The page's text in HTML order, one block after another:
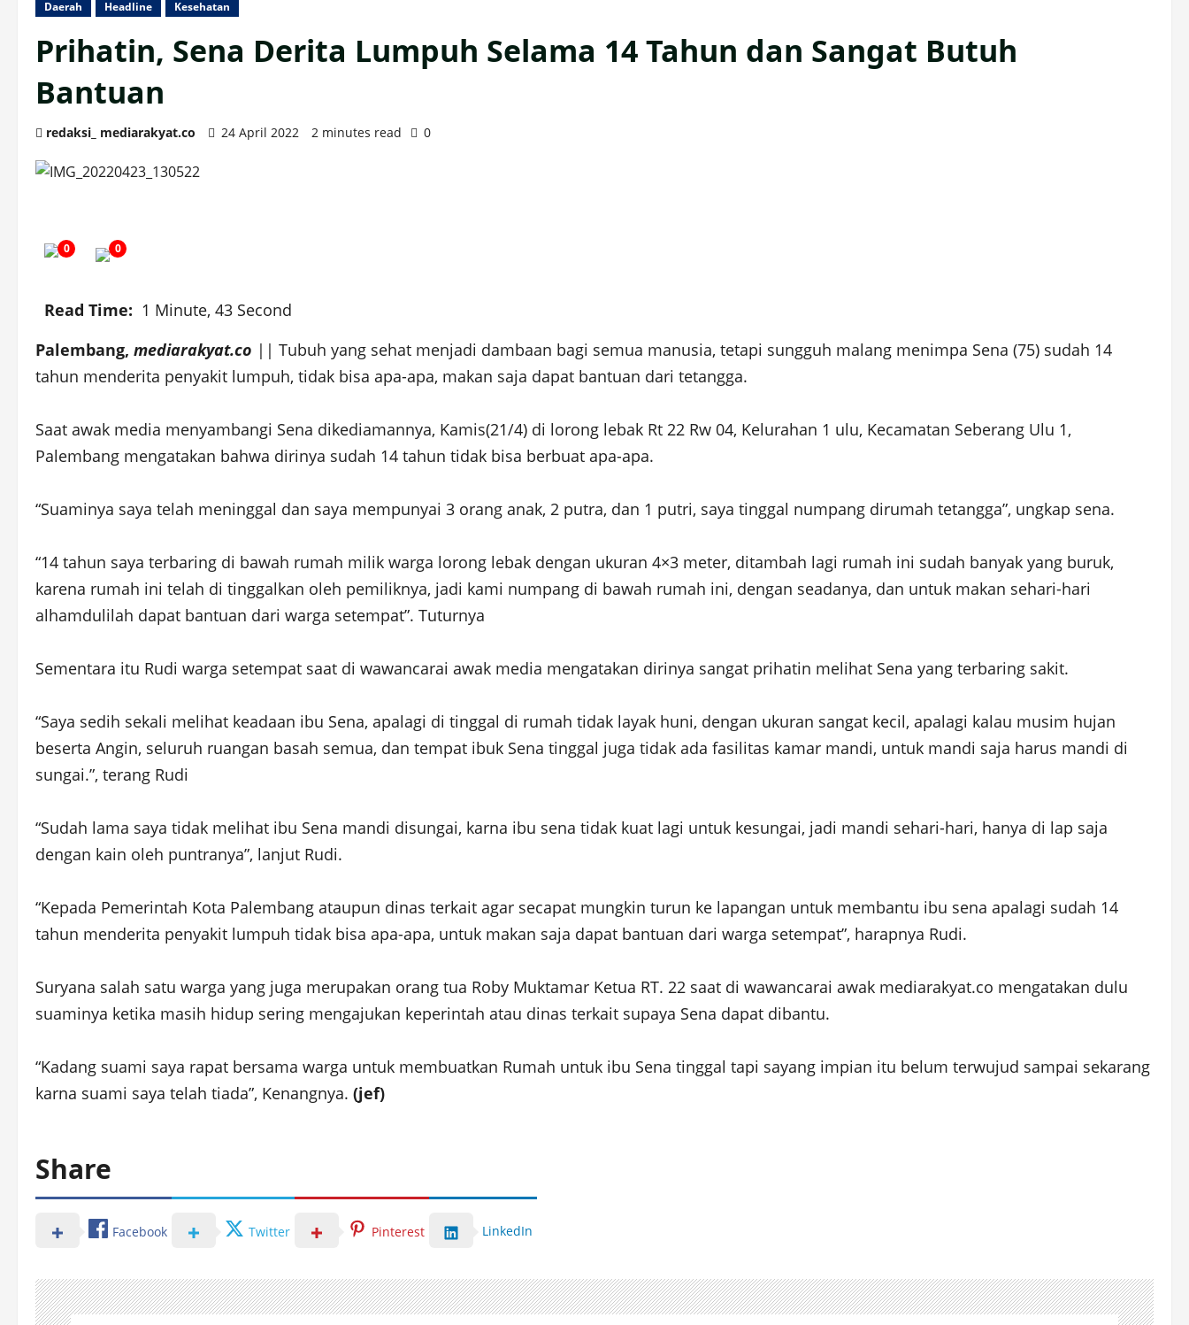
Daerah Headline Kesehatan
Prihatin, Sena Derita Lumpuh Selama 14 Tahun dan Sangat Butuh
Bantuan
redaksi_ mediarakyat.co 24 April 2022 2 minutes read 0
0 0
Read Time: 1 Minute, 43 Second
Palembang, mediarakyat.co || Tubuh yang sehat menjadi dambaan bagi semua manusia, tetapi sungguh malang menimpa Sena (75) sudah 14
tahun menderita penyakit lumpuh, tidak bisa apa-apa, makan saja dapat bantuan dari tetangga.
Saat awak media menyambangi Sena dikediamannya, Kamis(21/4) di lorong lebak Rt 22 Rw 04, Kelurahan 1 ulu, Kecamatan Seberang Ulu 1,
Palembang mengatakan bahwa dirinya sudah 14 tahun tidak bisa berbuat apa-apa.
“Suaminya saya telah meninggal dan saya mempunyai 3 orang anak, 2 putra, dan 1 putri, saya tinggal numpang dirumah tetangga”, ungkap sena.
“14 tahun saya terbaring di bawah rumah milik warga lorong lebak dengan ukuran 4×3 meter, ditambah lagi rumah ini sudah banyak yang buruk,
karena rumah ini telah di tinggalkan oleh pemiliknya, jadi kami numpang di bawah rumah ini, dengan seadanya, dan untuk makan sehari-hari
alhamdulilah dapat bantuan dari warga setempat”. Tuturnya
Sementara itu Rudi warga setempat saat di wawancarai awak media mengatakan dirinya sangat prihatin melihat Sena yang terbaring sakit.
“Saya sedih sekali melihat keadaan ibu Sena, apalagi di tinggal di rumah tidak layak huni, dengan ukuran sangat kecil, apalagi kalau musim hujan
beserta Angin, seluruh ruangan basah semua, dan tempat ibuk Sena tinggal juga tidak ada fasilitas kamar mandi, untuk mandi saja harus mandi di
sungai.”, terang Rudi
“Sudah lama saya tidak melihat ibu Sena mandi disungai, karna ibu sena tidak kuat lagi untuk kesungai, jadi mandi sehari-hari, hanya di lap saja
dengan kain oleh puntranya”, lanjut Rudi.
“Kepada Pemerintah Kota Palembang ataupun dinas terkait agar secapat mungkin turun ke lapangan untuk membantu ibu sena apalagi sudah 14
tahun menderita penyakit lumpuh tidak bisa apa-apa, untuk makan saja dapat bantuan dari warga setempat”, harapnya Rudi.
Suryana salah satu warga yang juga merupakan orang tua Roby Muktamar Ketua RT. 22 saat di wawancarai awak mediarakyat.co mengatakan dulu
suaminya ketika masih hidup sering mengajukan keperintah atau dinas terkait supaya Sena dapat dibantu.
“Kadang suami saya rapat bersama warga untuk membuatkan Rumah untuk ibu Sena tinggal tapi sayang impian itu belum terwujud sampai sekarang
karna suami saya telah tiada”, Kenangnya. (jef)
Share
Facebook Twitter Pinterest LinkedIn